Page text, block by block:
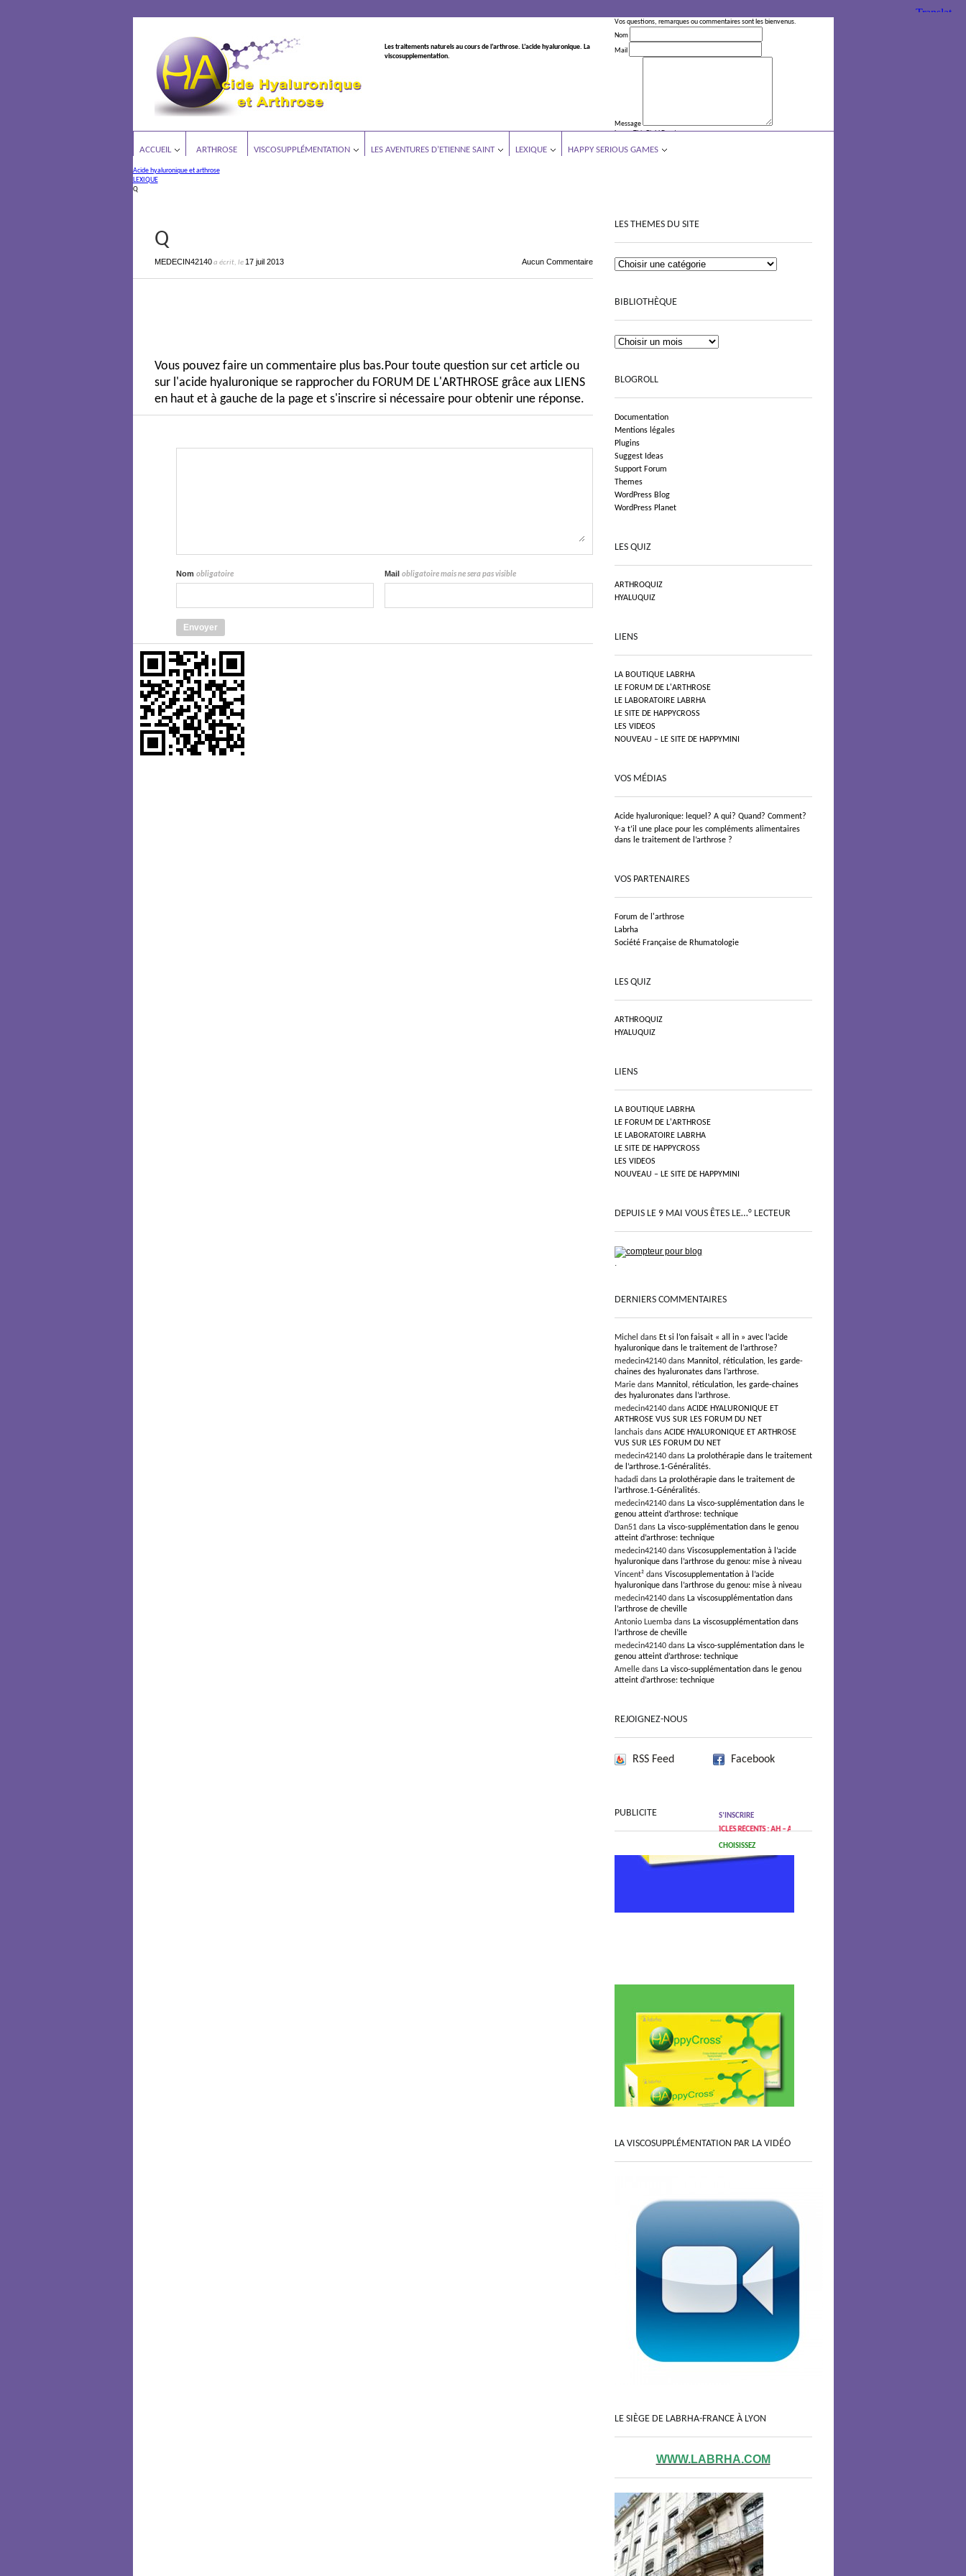
Les traitements naturels au cours de l’arthrose. L’acide hyaluronique. La
viscosupplementation.
Vos questions, remarques ou commentaires sont les bienvenus.
Nom
Mail
Message
Leave This Field Empty
ACCUEIL ARTHROSE VISCOSUPPLÉMENTATION LES AVENTURES D’ETIENNE SAINT LEXIQUE HAPPY SERIOUS GAMES
Acide hyaluronique et arthrose
LEXIQUE
Q
Q
MEDECIN42140a écrit, le 17 juil 2013 Aucun Commentaire
Vous pouvez faire un commentaire plus bas.Pour toute question sur cet article ou
sur l'acide hyaluronique se rapprocher du FORUM DE L'ARTHROSE grâce aux LIENS
en haut et à gauche de la page et s'inscrire si nécessaire pour obtenir une réponse.
Nom obligatoire Mail obligatoire mais ne sera pas visible
LES THEMES DU SITE
BIBLIOTHÈQUE
BLOGROLL
Documentation
Mentions légales
Plugins
Suggest Ideas
Support Forum
Themes
WordPress Blog
WordPress Planet
LES QUIZ
ARTHROQUIZ
HYALUQUIZ
LIENS
LA BOUTIQUE LABRHA
LE FORUM DE L'ARTHROSE
LE LABORATOIRE LABRHA
LE SITE DE HAPPYCROSS
LES VIDEOS
NOUVEAU – LE SITE DE HAPPYMINI
VOS MÉDIAS
Acide hyaluronique: lequel? A qui? Quand? Comment?
Y-a t’il une place pour les compléments alimentaires
dans le traitement de l’arthrose ?
VOS PARTENAIRES
Forum de l'arthrose
Labrha
Société Française de Rhumatologie
LES QUIZ
ARTHROQUIZ
HYALUQUIZ
LIENS
LA BOUTIQUE LABRHA
LE FORUM DE L'ARTHROSE
LE LABORATOIRE LABRHA
LE SITE DE HAPPYCROSS
LES VIDEOS
NOUVEAU – LE SITE DE HAPPYMINI
DEPUIS LE 9 MAI VOUS ÊTES LE…° LECTEUR
.
DERNIERS COMMENTAIRES
Michel dans Et si l’on faisait « all in » avec l’acide
hyaluronique dans le traitement de l’arthrose?
medecin42140 dans Mannitol, réticulation, les garde-
chaines des hyaluronates dans l’arthrose.
Marie dans Mannitol, réticulation, les garde-chaines
des hyaluronates dans l’arthrose.
medecin42140 dans ACIDE HYALURONIQUE ET
ARTHROSE VUS SUR LES FORUM DU NET
lanchais dans ACIDE HYALURONIQUE ET ARTHROSE
VUS SUR LES FORUM DU NET
medecin42140 dans La prolothérapie dans le traitement
de l’arthrose.1-Généralités.
hadadi dans La prolothérapie dans le traitement de
l’arthrose.1-Généralités.
medecin42140 dans La visco-supplémentation dans le
genou atteint d’arthrose: technique
Dan51 dans La visco-supplémentation dans le genou
atteint d’arthrose: technique
medecin42140 dans Viscosupplementation à l’acide
hyaluronique dans l’arthrose du genou: mise à niveau
Vincent² dans Viscosupplementation à l’acide
hyaluronique dans l’arthrose du genou: mise à niveau
medecin42140 dans La viscosupplémentation dans
l’arthrose de cheville
Antonio Luemba dans La viscosupplémentation dans
l’arthrose de cheville
medecin42140 dans La visco-supplémentation dans le
genou atteint d’arthrose: technique
Amelle dans La visco-supplémentation dans le genou
atteint d’arthrose: technique
REJOIGNEZ-NOUS
RSS Feed Facebook
S’INSCRIRE
ARTICLES RÉCENTS : AH – ARTHROSE
CHOISISSEZ
PUBLICITE
LA VISCOSUPPLÉMENTATION PAR LA VIDÉO
LE SIÈGE DE LABRHA-FRANCE À LYON
WWW.LABRHA.COM